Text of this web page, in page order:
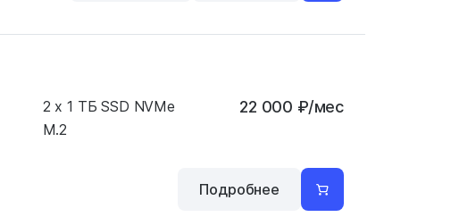
2 x 1 ТБ SSD NVMe
M.2
22 000 ₽/мес
Подробнее